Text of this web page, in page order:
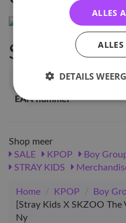
Specificaties
Artikelnummer
EAN nummer
Shop meer
SALE
KPOP Boy
STRAY KIDS
Home / KPOP / Boy
[Stray Kids X SKZOO
Ny
ALLES
DETAILS